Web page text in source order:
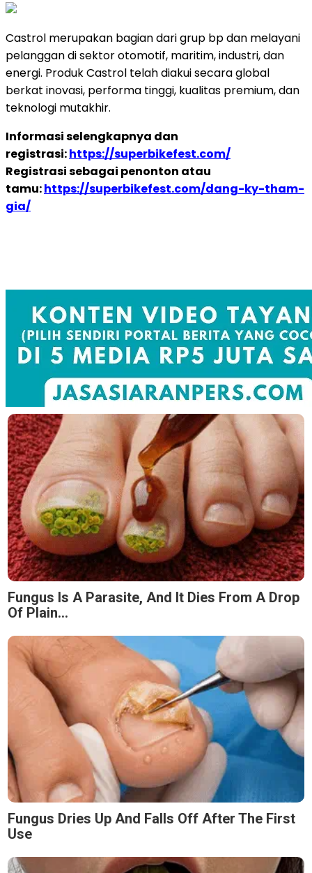
Castrol merupakan bagian dari grup bp dan melayani
pelanggan di sektor otomotif, maritim, industri, dan
energi. Produk Castrol telah diakui secara global
berkat inovasi, performa tinggi, kualitas premium, dan
teknologi mutakhir.
Informasi selengkapnya dan
registrasi:https://superbikefest.com/
Registrasi sebagai penonton atau
tamu:https://superbikefest.com/dang-ky-tham-
gia/
Fungus Is A Parasite, And It Dies From A Drop
Of Plain...
Fungus Dries Up And Falls Off After The First
Use